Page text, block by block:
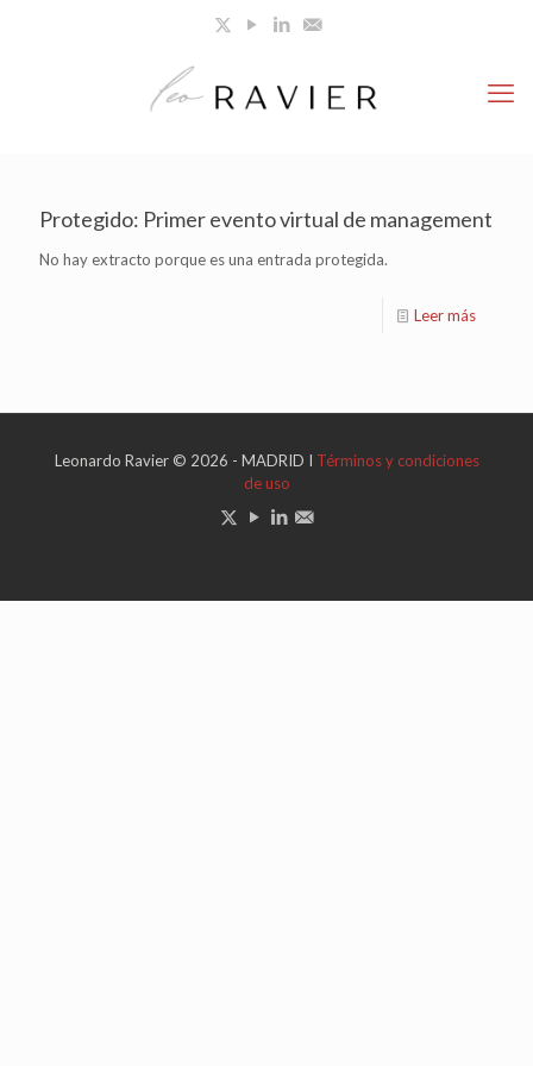
Protegido: Primer evento virtual de management
No hay extracto porque es una entrada protegida.
Leer más
Leonardo Ravier © 2026 - MADRID I Términos y condiciones
de uso